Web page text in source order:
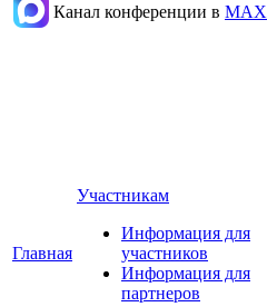
Канал конференции в МАХ
Главная
Участникам
Информация для
участников
Информация для
партнеров